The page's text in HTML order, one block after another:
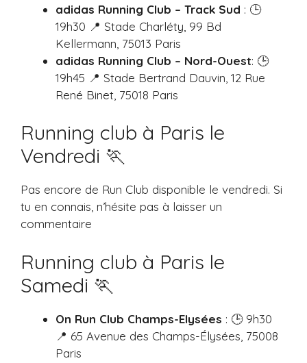
adidas Running Club – Track Sud : 🕒
19h30 📍 Stade Charléty, 99 Bd
Kellermann, 75013 Paris
adidas Running Club – Nord-Ouest: 🕒
19h45 📍 Stade Bertrand Dauvin, 12 Rue
René Binet, 75018 Paris
Running club à Paris le
Vendredi 🏃
Pas encore de Run Club disponible le vendredi. Si
tu en connais, n’hésite pas à laisser un
commentaire
Running club à Paris le
Samedi 🏃
On Run Club Champs-Elysées : 🕒 9h30
📍 65 Avenue des Champs-Élysées, 75008
Paris